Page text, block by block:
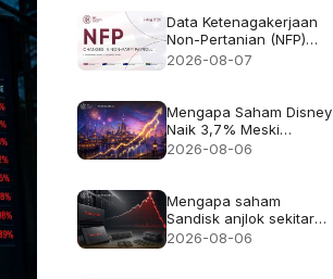
Data Ketenagakerjaan
Non-Pertanian (NFP)
untuk Juli 2026 -
2026-08-07
Mengapa Saham Disney
Naik 3,7% Meski
Pendapatan Meleset
2026-08-06
Mengapa saham
Sandisk anjlok sekitar
13% meskipun
2026-08-06